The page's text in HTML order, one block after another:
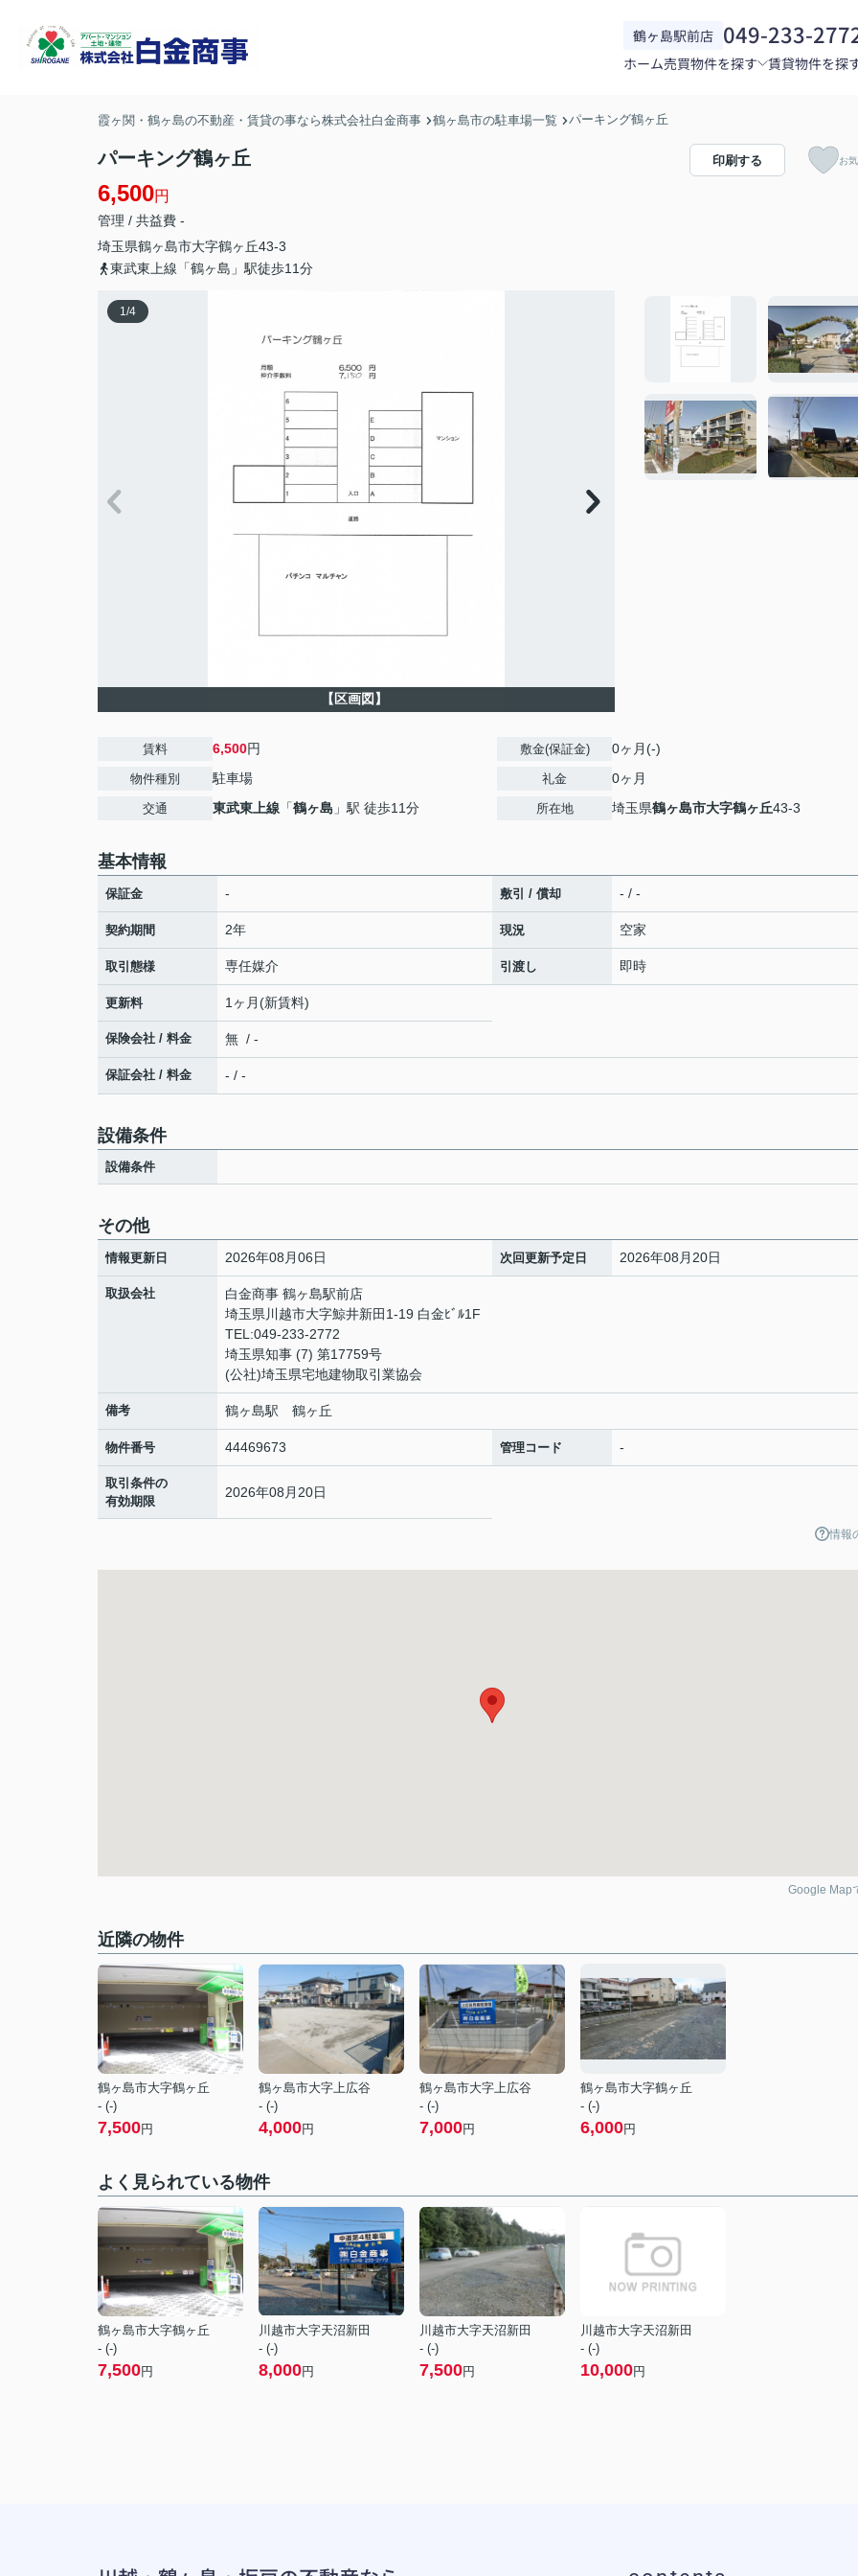
鶴ヶ島駅前店 049-233-
ホーム売買物件を探す 賃貸物件を探
霞ヶ関・鶴ヶ島の不動産・賃貸の事なら株式会社白金商事 鶴ヶ島市の駐車場一覧 パーキング鶴ヶ丘
パーキング鶴ヶ丘
6,500円
管理 / 共益費 -
埼玉県鶴ヶ島市大字鶴ヶ丘43-3
東武東上線「鶴ヶ島」駅徒歩11分
印刷する お
1/4
【区画図】
賃料 6,500円
物件種別 駐車場
交通 東武東上線 「鶴ヶ島 」駅 徒歩11分
敷金(保証金) 0ヶ月(-)
礼金 0ヶ月
所在地 埼玉県鶴ヶ島市大字鶴ヶ丘43-3
基本情報
保証金 - 敷引 / 償却 - / -
契約期間 2年 現況 空家
取引態様 専任媒介 引渡し 即時
更新料 1ヶ月(新賃料)
保険会社 / 料金 無 / -
保証会社 / 料金 - / -
設備条件
設備条件
その他
情報更新日 2026年08月06日 次回更新予定日 2026年08月20日
取扱会社
白金商事 鶴ヶ島駅前店
埼玉県川越市大字鯨井新田1-19 白金ﾋﾞﾙ1F
TEL:049-233-2772
埼玉県知事 (7) 第17759号
(公社)埼玉県宅地建物取引業協会
備考 鶴ヶ島駅 鶴ヶ丘
物件番号 44469673 管理コード -
取引条件の
有効期限
2026年08月20日
情報
Google Map
近隣の物件
鶴ヶ島市大字鶴ヶ丘
- (-)
7,500円
鶴ヶ島市大字上広谷
- (-)
4,000円
鶴ヶ島市大字上広谷
- (-)
7,000円
鶴ヶ島市大字鶴ヶ丘
- (-)
6,000円
よく見られている物件
鶴ヶ島市大字鶴ヶ丘
- (-)
7,500円
川越市大字天沼新田
- (-)
8,000円
川越市大字天沼新田
- (-)
7,500円
川越市大字天沼新田
- (-)
10,000円